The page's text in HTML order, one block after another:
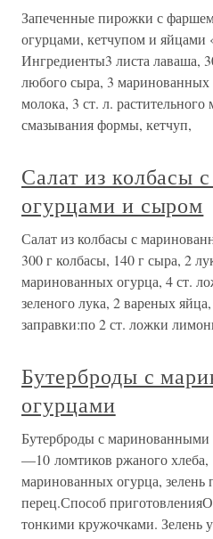
Запеченные пирожки с
огурцами, кетчупом и яйцами
Ингредиенты3 листа лаваша,
любого сыра, 3 маринованных
молока, 3 ст. л.
смазывания формы, кетчуп,
Салат из колбасы
огурцами и сыром
Салат из колбасы с
300 г колбасы, 140 г сыра, 2
маринованных огурца, 4 ст.
зеленого лука, 2 вареных
заправки:по 2 ст. ложки
Бутерброды с
огурцами
Бутерброды с
—10 ломтиков ржаного хлеба,
маринованных огурца, зелень
перец.Способ
тонкими кружочками. Зелень